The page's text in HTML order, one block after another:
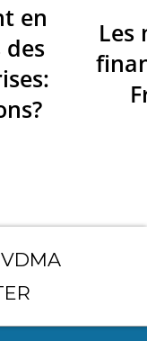
en
Les